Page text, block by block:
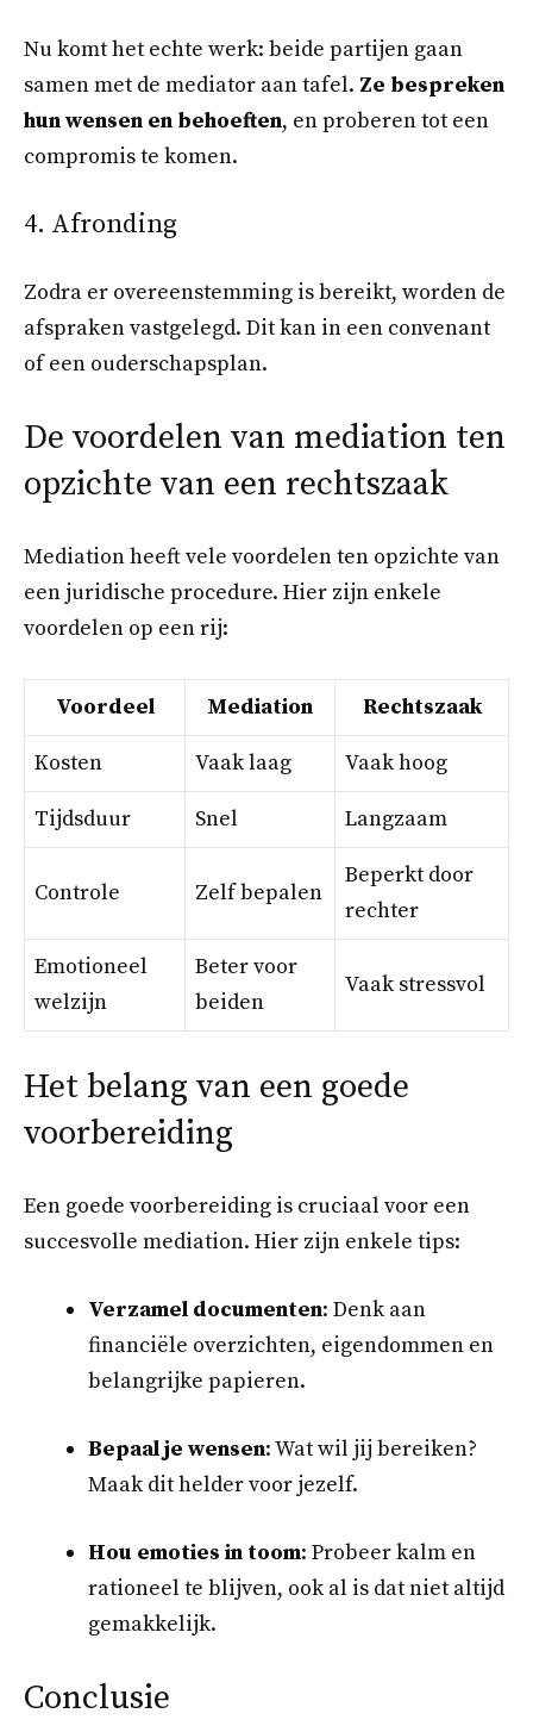
Nu komt het echte werk: beide partijen gaan
samen met de mediator aan tafel. Ze bespreken
hun wensen en behoeften, en proberen tot een
compromis te komen.
4. Afronding
Zodra er overeenstemming is bereikt, worden de
afspraken vastgelegd. Dit kan in een convenant
of een ouderschapsplan.
De voordelen van mediation ten
opzichte van een rechtszaak
Mediation heeft vele voordelen ten opzichte van
een juridische procedure. Hier zijn enkele
voordelen op een rij:
Voordeel Mediation Rechtszaak
Kosten Vaak laag Vaak hoog
Tijdsduur Snel Langzaam
Controle Zelf bepalen
Beperkt door
rechter
Emotioneel
welzijn
Beter voor
beiden
Vaak stressvol
Het belang van een goede
voorbereiding
Een goede voorbereiding is cruciaal voor een
succesvolle mediation. Hier zijn enkele tips:
Verzamel documenten: Denk aan
financiële overzichten, eigendommen en
belangrijke papieren.
Bepaal je wensen: Wat wil jij bereiken?
Maak dit helder voor jezelf.
Hou emoties in toom: Probeer kalm en
rationeel te blijven, ook al is dat niet altijd
gemakkelijk.
Conclusie